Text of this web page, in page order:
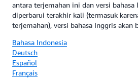
antara terjemahan ini dan versi bahasa
diperbarui terakhir kali (termasuk
terjemahan), versi bahasa Inggris akan
Bahasa Indonesia
Deutsch
Español
Français